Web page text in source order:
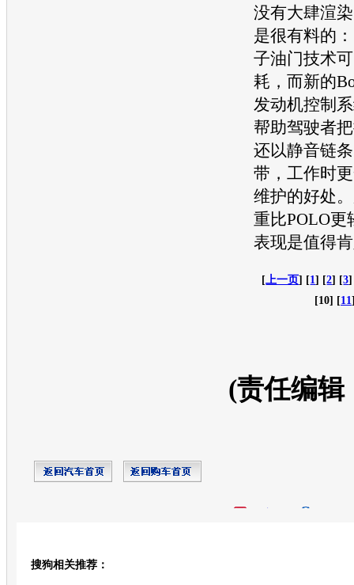
没有大肆渲
是很有料的
子油门技术
耗，而新的
发动机控制
帮助驾驶者
还以静音链
带，工作时
维护的好处
重比POLO更
表现是值得
[ 上一页] [1] [2] [3
[10] [11
(责任编辑
搜狗相关推荐：